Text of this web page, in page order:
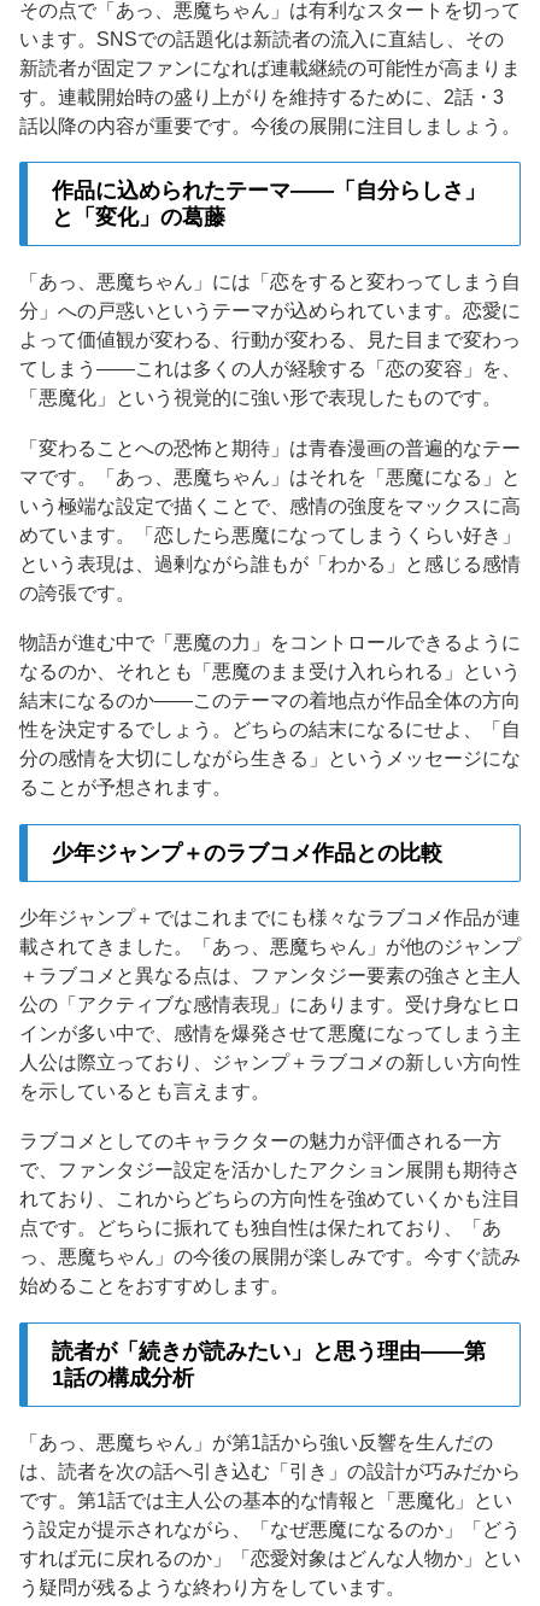
その点で「あっ、悪魔ちゃん」は有利なスタートを切って
います。SNSでの話題化は新読者の流入に直結し、その
新読者が固定ファンになれば連載継続の可能性が高まりま
す。連載開始時の盛り上がりを維持するために、2話・3
話以降の内容が重要です。今後の展開に注目しましょう。
作品に込められたテーマ——「自分らしさ」
と「変化」の葛藤
「あっ、悪魔ちゃん」には「恋をすると変わってしまう自
分」への戸惑いというテーマが込められています。恋愛に
よって価値観が変わる、行動が変わる、見た目まで変わっ
てしまう——これは多くの人が経験する「恋の変容」を、
「悪魔化」という視覚的に強い形で表現したものです。
「変わることへの恐怖と期待」は青春漫画の普遍的なテー
マです。「あっ、悪魔ちゃん」はそれを「悪魔になる」と
いう極端な設定で描くことで、感情の強度をマックスに高
めています。「恋したら悪魔になってしまうくらい好き」
という表現は、過剰ながら誰もが「わかる」と感じる感情
の誇張です。
物語が進む中で「悪魔の力」をコントロールできるように
なるのか、それとも「悪魔のまま受け入れられる」という
結末になるのか——このテーマの着地点が作品全体の方向
性を決定するでしょう。どちらの結末になるにせよ、「自
分の感情を大切にしながら生きる」というメッセージにな
ることが予想されます。
少年ジャンプ＋のラブコメ作品との比較
少年ジャンプ＋ではこれまでにも様々なラブコメ作品が連
載されてきました。「あっ、悪魔ちゃん」が他のジャンプ
＋ラブコメと異なる点は、ファンタジー要素の強さと主人
公の「アクティブな感情表現」にあります。受け身なヒロ
インが多い中で、感情を爆発させて悪魔になってしまう主
人公は際立っており、ジャンプ＋ラブコメの新しい方向性
を示しているとも言えます。
ラブコメとしてのキャラクターの魅力が評価される一方
で、ファンタジー設定を活かしたアクション展開も期待さ
れており、これからどちらの方向性を強めていくかも注目
点です。どちらに振れても独自性は保たれており、「あ
っ、悪魔ちゃん」の今後の展開が楽しみです。今すぐ読み
始めることをおすすめします。
読者が「続きが読みたい」と思う理由——第
1話の構成分析
「あっ、悪魔ちゃん」が第1話から強い反響を生んだの
は、読者を次の話へ引き込む「引き」の設計が巧みだから
です。第1話では主人公の基本的な情報と「悪魔化」とい
う設定が提示されながら、「なぜ悪魔になるのか」「どう
すれば元に戻れるのか」「恋愛対象はどんな人物か」とい
う疑問が残るような終わり方をしています。